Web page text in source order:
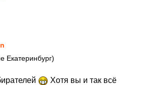
Екатеринбург)
Хотя вы и так всё